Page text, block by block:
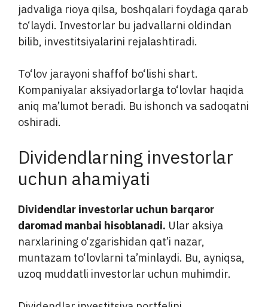
jadvaliga rioya qilsa, boshqalari foydaga qarab
to‘laydi. Investorlar bu jadvallarni oldindan
bilib, investitsiyalarini rejalashtiradi.
To‘lov jarayoni shaffof bo‘lishi shart.
Kompaniyalar aksiyadorlarga to‘lovlar haqida
aniq ma’lumot beradi. Bu ishonch va sadoqatni
oshiradi.
Dividendlarning investorlar
uchun ahamiyati
Dividendlar investorlar uchun barqaror
daromad manbai hisoblanadi. Ular aksiya
narxlarining o‘zgarishidan qat’i nazar,
muntazam to‘lovlarni ta’minlaydi. Bu, ayniqsa,
uzoq muddatli investorlar uchun muhimdir.